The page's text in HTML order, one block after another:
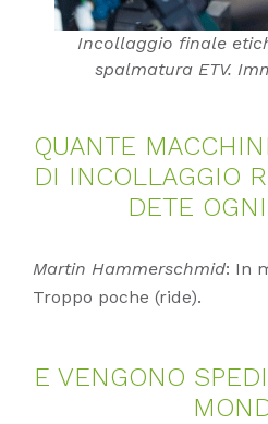
Incollaggio finale
spalmatura ETV.
QUAN­TE
DI IN­COL­LAG­GIO
DE­TE
Martin Hammerschmid: In
Troppo poche (ride).
E VEN­GO­NO